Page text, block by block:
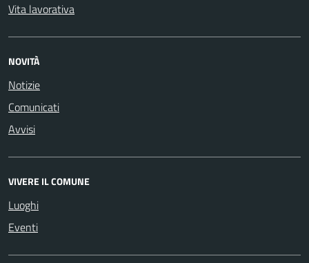
Vita lavorativa
NOVITÀ
Notizie
Comunicati
Avvisi
VIVERE IL COMUNE
Luoghi
Eventi